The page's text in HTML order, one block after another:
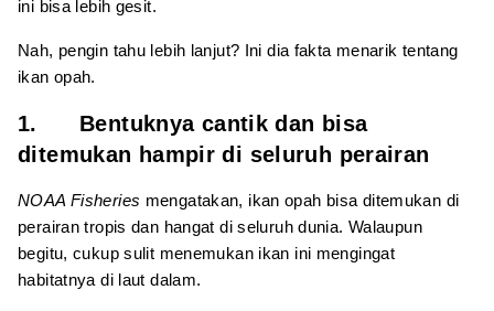
ini bisa lebih gesit.
Nah, pengin tahu lebih lanjut? Ini dia fakta menarik tentang
ikan opah.
1. Bentuknya cantik dan bisa
ditemukan hampir di seluruh perairan
NOAA Fisheries mengatakan, ikan opah bisa ditemukan di
perairan tropis dan hangat di seluruh dunia. Walaupun
begitu, cukup sulit menemukan ikan ini mengingat
habitatnya di laut dalam.